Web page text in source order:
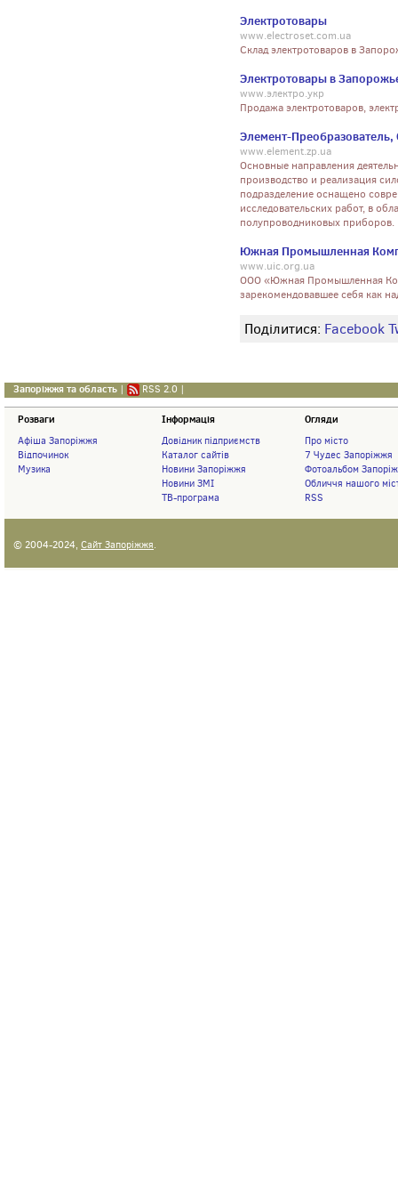
Электротовары
www.electroset.com.ua
Склад электротоваров в
Электротовары в
www.электро.укр
Продажа электротоваров,
Элемент-
www.element.zp.ua
Основные направления
производство и реализация
подразделение оснащено
исследовательских работ, в
полупроводниковых приборов.
Южная Промышленная
www.uic.org.ua
ООО «Южная Промышленная
зарекомендовавшее себя как
Поділитися: Facebook
Запоріжжя та область | RSS 2.0 |
Розваги
Афіша Запоріжжя
Відпочинок
Музика
Інформація
Довідник підприємств
Каталог сайтів
Новини Запоріжжя
Новини ЗМІ
ТВ-програма
Огляди
Про місто
7 Чудес Запоріжжя
Фотоальбом
Обличчя нашого
RSS
© 2004-2024, Сайт Запоріжжя.